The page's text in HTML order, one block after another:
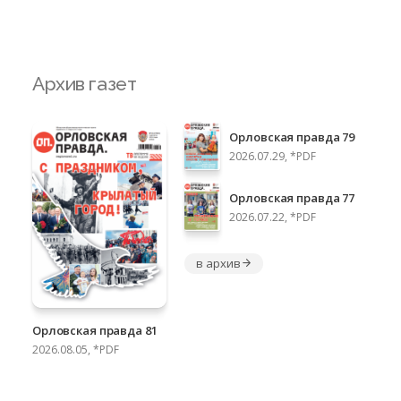
Архив газет
Орловская правда 81
2026.08.05, *PDF
Орловская правда 79
2026.07.29, *PDF
Орловская правда 77
2026.07.22, *PDF
в архив